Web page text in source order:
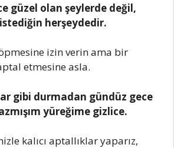
güzel olan şeylerde değil,
herşeydedir.
izin verin ama bir
etmesine asla.
gibi durmadan gündüz gece
yüreğime gizlice.
kalıcı aptallıklar yaparız,